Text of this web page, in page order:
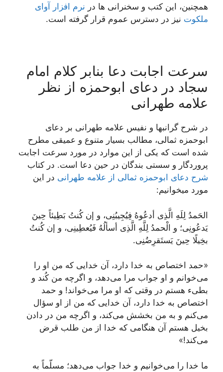
همچنین، این کتب و سخنرانی ها در نرم افزار آوای
ملکوت نیز در دسترس عموم قرار گرفته است.
سرعت اجابت دعا بنابر کلام امام
سجاد در دعای ابوحمزه از نظر
علامه طهرانی
در شرح گرانبها و نفیس علامه طهرانی بر دعای
ابوحمزه ثمالی، مطالب بسیار متنوع و عمیقی مطرح
شده است که یکی از این موارد در مورد سرعت اجابت
پروردگار و سستی بندگان در حین دعا است. در کتاب
شرح دعای ابوحمزه ثمالی از علامه طهرانی در این
مورد میخوانیم:
الحَمدُ لِلَهِ الَّذِی أدعُوهُ فِیُجِیبُنِی، و إن کُنتُ بَطِیئاً حِینَ
یَدعُونِی؛ و الْحمدُ لِلَّهِ الَّذِی أسألُهُ فَیُعطِینِی، و إن کُنتُ
بخِیلًا حِینَ یَستَقرِضُنِی.
«حمد اختصاص به خدا دارد، آن خدایی که من او را
می‌خوانم و او جواب مرا می‌دهد، و اگرچه من کُند و
بطیء هستم در وقتی که او مرا می‌خواند! و حمد
اختصاص به خدا دارد، آن خدایی که من از او سؤال
می‌کنم و به من بخشش می‌کند، و اگرچه من در دادن
بخیل هستم آن هنگامی که خدا از من طلب قرض
می‌کند!»
ما خدا را می‌خوانیم و خدا جواب می‌دهد؛ مسلّماً به